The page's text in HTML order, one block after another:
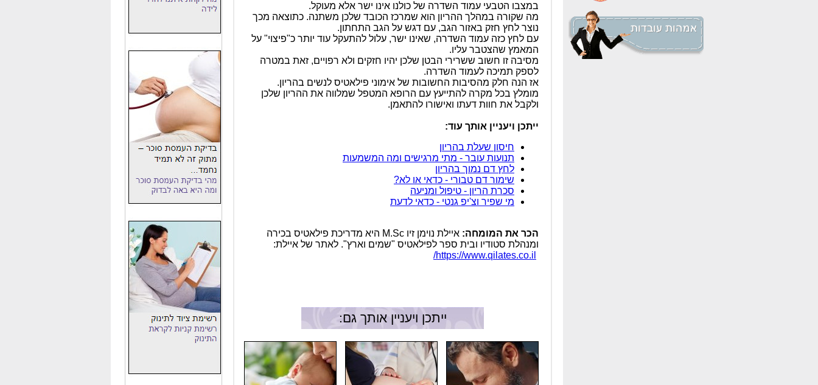
במצבו הטבעי עמוד השדרה של כולנו אינו ישר אלא מעוקל.
מה שקורה במהלך ההריון הוא שמרכז הכובד שלכן משתנה. כתוצאה מכך
נוצר לחץ חזק באזור הגב, עם דגש על הגב התחתון.
עם לחץ כזה עמוד השדרה, שאינו ישר, עלול להתעקל עוד יותר כ"פיצוי" על
המאמץ שהצטבר עליו.
מסיבה זו חשוב ששרירי הבטן שלכן יהיו חזקים ולא רפויים, זאת במטרה
לספק תמיכה לעמוד השדרה.
אז הנה חלק מהסיבות החשובות של אימוני פילאטיס לנשים בהריון.
מומלץ בכל מקרה להתייעץ עם הרופא המטפל שמלווה את ההריון שלכן
ולקבל את חוות דעתו ואישורו להתאמן.
ייתכן ויעניין אותך עוד:
חיסון שעלת בהריון
תנועות עובר - מתי מרגישים ומה המשמעות
לחץ דם נמוך בהריון
שימור דם טבורי - כדאי או לא?
סכרת הריון - טיפול ומניעה
מי שפיר וצ'יפ גנטי - כדאי לדעת
הכר את המומחה:
איילת נוימן זיו M.Sc היא מדריכת פילאטיס בכירה
ומנהלת סטודיו ובית ספר לפילאטיס "שמים וארץ". לאתר של איילת:
https://www.qilates.co.il/
ייתכן ויעניין אותך גם: